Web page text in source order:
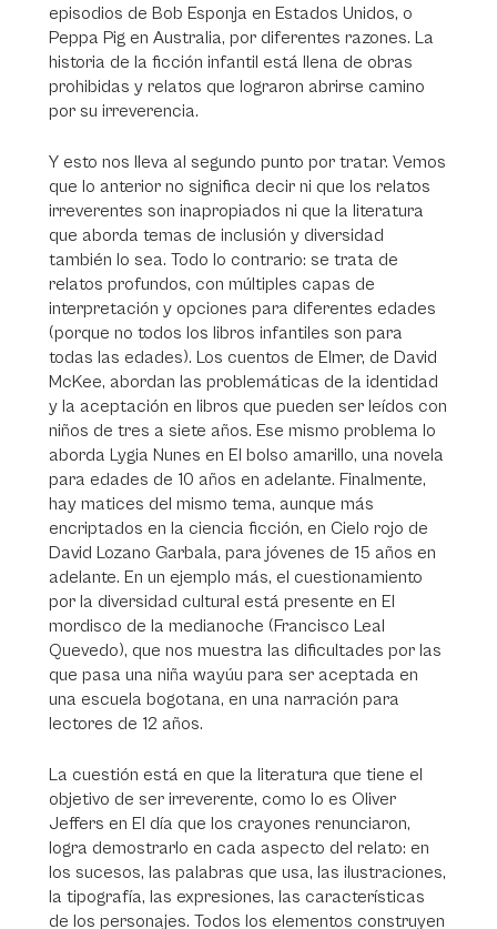
episodios de Bob Esponja en Estados Unidos, o
Peppa Pig en Australia, por diferentes razones. La
historia de la ficción infantil está llena de obras
prohibidas y relatos que lograron abrirse camino
por su irreverencia.
Y esto nos lleva al segundo punto por tratar. Vemos
que lo anterior no significa decir ni que los relatos
irreverentes son inapropiados ni que la literatura
que aborda temas de inclusión y diversidad
también lo sea. Todo lo contrario: se trata de
relatos profundos, con múltiples capas de
interpretación y opciones para diferentes edades
(porque no todos los libros infantiles son para
todas las edades). Los cuentos de Elmer, de David
McKee, abordan las problemáticas de la identidad
y la aceptación en libros que pueden ser leídos con
niños de tres a siete años. Ese mismo problema lo
aborda Lygia Nunes en El bolso amarillo, una novela
para edades de 10 años en adelante. Finalmente,
hay matices del mismo tema, aunque más
encriptados en la ciencia ficción, en Cielo rojo de
David Lozano Garbala, para jóvenes de 15 años en
adelante. En un ejemplo más, el cuestionamiento
por la diversidad cultural está presente en El
mordisco de la medianoche (Francisco Leal
Quevedo), que nos muestra las dificultades por las
que pasa una niña wayúu para ser aceptada en
una escuela bogotana, en una narración para
lectores de 12 años.
La cuestión está en que la literatura que tiene el
objetivo de ser irreverente, como lo es Oliver
Jeffers en El día que los crayones renunciaron,
logra demostrarlo en cada aspecto del relato: en
los sucesos, las palabras que usa, las ilustraciones,
la tipografía, las expresiones, las características
de los personajes. Todos los elementos construyen